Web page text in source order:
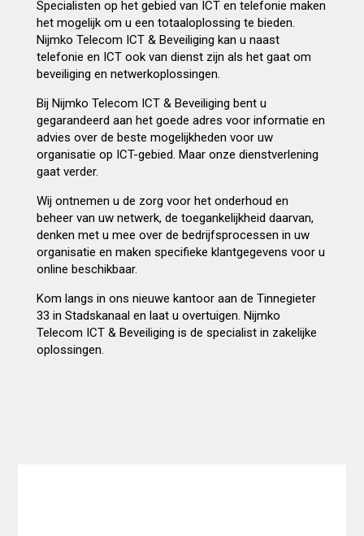
Specialisten op het gebied van ICT en telefonie maken
het mogelijk om u een totaaloplossing te bieden.
Nijmko Telecom ICT & Beveiliging kan u naast
telefonie en ICT ook van dienst zijn als het gaat om
beveiliging en netwerkoplossingen.
Bij Nijmko Telecom ICT & Beveiliging bent u
gegarandeerd aan het goede adres voor informatie en
advies over de beste mogelijkheden voor uw
organisatie op ICT-gebied. Maar onze dienstverlening
gaat verder.
Wij ontnemen u de zorg voor het onderhoud en
beheer van uw netwerk, de toegankelijkheid daarvan,
denken met u mee over de bedrijfsprocessen in uw
organisatie en maken specifieke klantgegevens voor u
online beschikbaar.
Kom langs in ons nieuwe kantoor aan de Tinnegieter
33 in Stadskanaal en laat u overtuigen. Nijmko
Telecom ICT & Beveiliging is de specialist in zakelijke
oplossingen.